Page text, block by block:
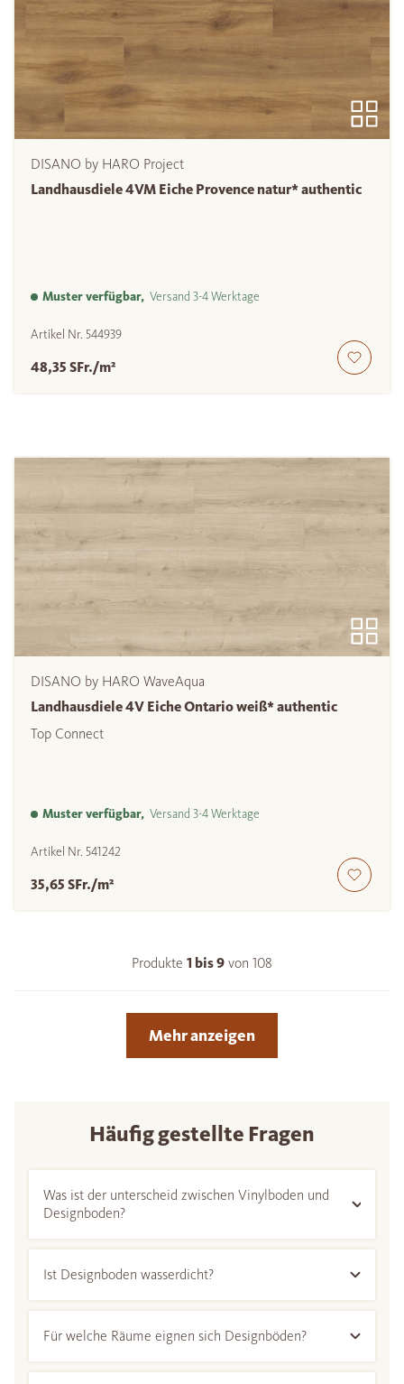
DISANO by HARO Project
Landhausdiele 4VM Eiche Provence natur* authentic
Muster verfügbar, Versand 3-4 Werktage
Artikel Nr. 544939
48,35 SFr./m²
DISANO by HARO WaveAqua
Landhausdiele 4V Eiche Ontario weiß* authentic
Top Connect
Muster verfügbar, Versand 3-4 Werktage
Artikel Nr. 541242
35,65 SFr./m²
Produkte 1 bis9 von 108
Mehr anzeigen
Häufig gestellte Fragen
Was ist der unterscheid zwischen Vinylboden und
Designboden?
Ist Designboden wasserdicht?
Für welche Räume eignen sich Designböden?